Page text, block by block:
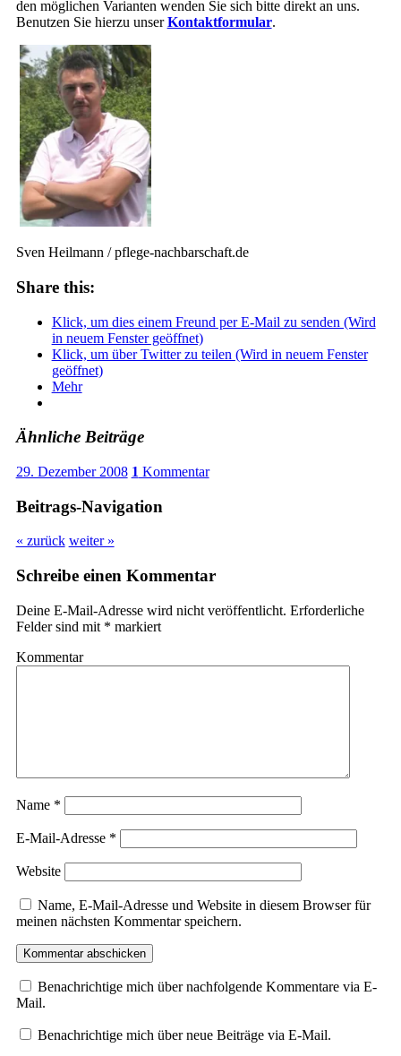
den möglichen Varianten wenden Sie sich bitte direkt an uns.
Benutzen Sie hierzu unserKontaktformular.
Sven Heilmann / pflege-nachbarschaft.de
Share this:
Klick, um dies einem Freund per E-Mail zu senden (Wird
in neuem Fenster geöffnet)
Klick, um über Twitter zu teilen (Wird in neuem Fenster
geöffnet)
Mehr
Ähnliche Beiträge
29. Dezember 2008 1 Kommentar
Beitrags-Navigation
« zurück weiter »
Schreibe einen Kommentar
Deine E-Mail-Adresse wird nicht veröffentlicht. Erforderliche
Felder sind mit * markiert
Kommentar
Name *
E-Mail-Adresse *
Website
Name, E-Mail-Adresse und Website in diesem Browser für
meinen nächsten Kommentar speichern.
Benachrichtige mich über nachfolgende Kommentare via E-
Mail.
Benachrichtige mich über neue Beiträge via E-Mail.